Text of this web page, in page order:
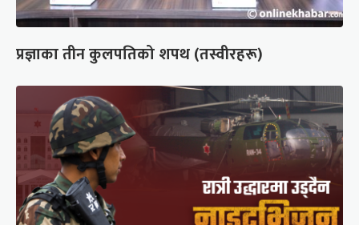
प्रज्ञाका तीन कुलपतिको शपथ (तस्वीरहरू)